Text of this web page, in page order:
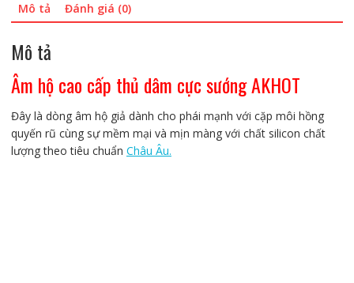
Mô tả Đánh giá (0)
Mô tả
Âm hộ cao cấp thủ dâm cực sướng AKHOT
Đây là dòng âm hộ giả dành cho phái mạnh với cặp môi hồng
quyến rũ cùng sự mềm mại và mịn màng với chất silicon chất
lượng theo tiêu chuẩn Châu Âu.